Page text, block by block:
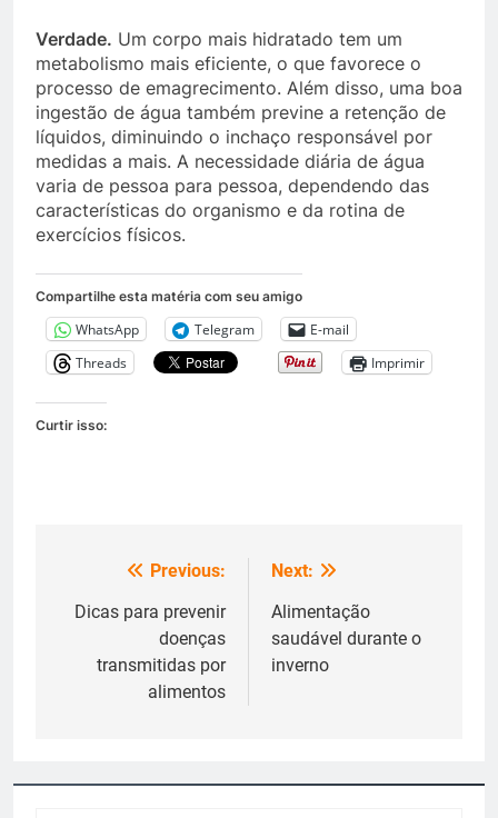
Verdade. Um corpo mais hidratado tem um
metabolismo mais eficiente, o que favorece o
processo de emagrecimento. Além disso, uma boa
ingestão de água também previne a retenção de
líquidos, diminuindo o inchaço responsável por
medidas a mais. A necessidade diária de água
varia de pessoa para pessoa, dependendo das
características do organismo e da rotina de
exercícios físicos.
Compartilhe esta matéria com seu amigo
WhatsApp Telegram
E-mail
Threads
Imprimir
Curtir isso:
Navegação
de
Post
Previous:
Dicas para prevenir
doenças
transmitidas por
alimentos
Next:
Alimentação
saudável durante o
inverno